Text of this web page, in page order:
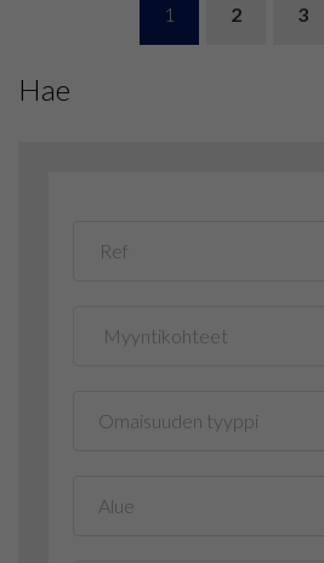
1 2 3
Hae
Omaisuuden tyyppi
Alue